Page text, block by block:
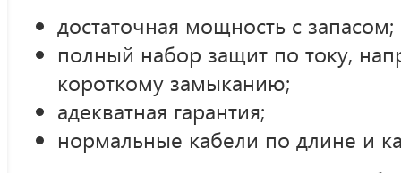
достаточная мощность с запасом;
полный набор защит по току,
короткому замыканию;
адекватная гарантия;
нормальные кабели по длине и